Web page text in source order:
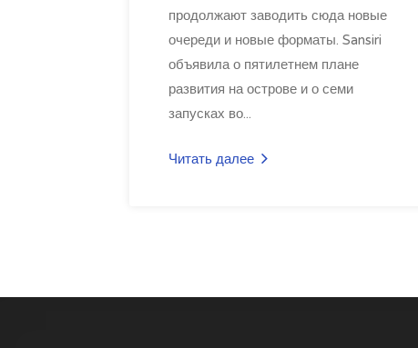
продолжают заводить сюда новые
очереди и новые форматы. Sansiri
объявила о пятилетнем плане
развития на острове и о семи
запусках во...
Читать далее